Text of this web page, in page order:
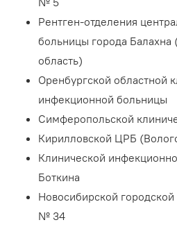
Рентген-отделения
больницы города Балахна
область)
Оренбургской областной
инфекционной больницы
Симферопольской
Кирилловской ЦРБ
Клинической
Боткина
Новосибирской
№ 34